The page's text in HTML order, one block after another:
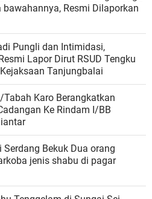
bawahannya, Resmi Dilaporkan
Pungli dan Intimidasi,
Lapor Dirut RSUD Tengku
Tanjungbalai
Karo Berangkatkan
Ke Rindam I/BB
Serdang Bekuk Dua orang
jenis shabu di pagar